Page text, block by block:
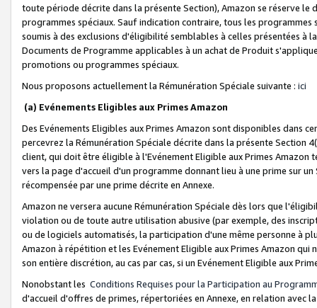
toute période décrite dans la présente Section), Amazon se réserve
programmes spéciaux. Sauf indication contraire, tous les
soumis à des exclusions d'éligibilité semblables à celles présentées à
Documents de Programme applicables à un achat de Produit
promotions ou programmes spéciaux.
Nous proposons actuellement la Rémunération Spéciale suivante : ici
(a) Evénements Eligibles aux Primes Amazon
Des Evénements Eligibles aux Primes Amazon sont disponibles dans
percevrez la Rémunération Spéciale décrite dans la présente Section
client, qui doit être éligible à l'Evénement Eligible aux Primes Amazon
vers la page d'accueil d'un programme donnant lieu à une prime sur
récompensée par une prime décrite en Annexe.
Amazon ne versera aucune Rémunération Spéciale dès lors que
violation ou de toute autre utilisation abusive (par exemple, des
ou de logiciels automatisés, la participation d'une même personne à
Amazon à répétition et les Evénement Eligible aux Primes Amazon qui
son entière discrétion, au cas par cas, si un Evénement Eligible aux
Nonobstant les Conditions Requises pour la Participation au
d'accueil d'offres de primes, répertoriées en Annexe, en relation avec